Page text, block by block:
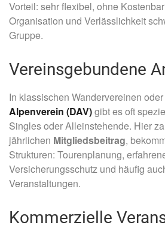
Vorteil: sehr flexibel, ohne
Organisation und Verlässlichkeit
Gruppe.
Vereinsgebundene
In klassischen Wandervereinen
Alpenverein (DAV)gibt es oft
Singles oder Alleinstehende. Hier
jährlichen Mitgliedsbeitrag,
Strukturen: Tourenplanung,
Versicherungsschutz und häufig
Veranstaltungen.
Kommerzielle